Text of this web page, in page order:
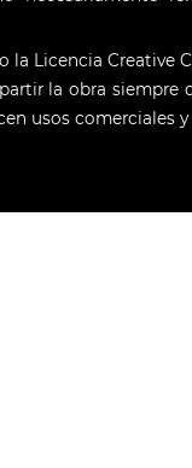
la Licencia Creative
la obra siempre
usos comerciales